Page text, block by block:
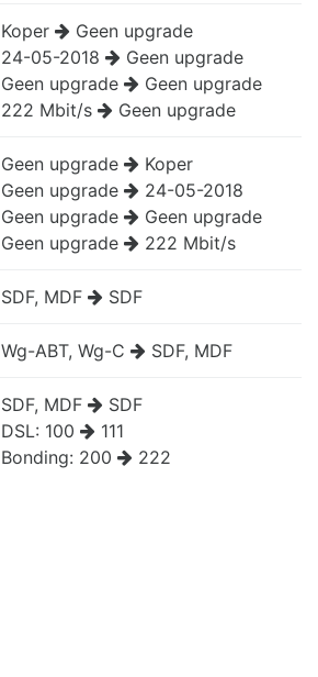
Koper
Geen upgrade
24-05-2018
Geen upgrade
Geen upgrade
Geen upgrade
222 Mbit/s
Geen upgrade
Geen upgrade
Koper
Geen upgrade
24-05-2018
Geen upgrade
Geen upgrade
Geen upgrade
222 Mbit/s
SDF, MDF SDF
Wg-ABT, Wg-C SDF, MDF
SDF, MDF
SDF
DSL: 100
111
Bonding: 200 222